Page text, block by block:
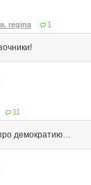
regina 1
11
демократию…